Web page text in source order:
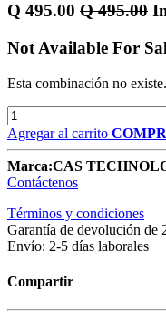
Q 495.00 Q495.00
Not Available For
Esta combinación no existe.
Agregar al carrito
Marca:CAS
Contáctenos
Términos y condiciones
Garantía de devolución de
Envío: 2-5 días laborales
Compartir